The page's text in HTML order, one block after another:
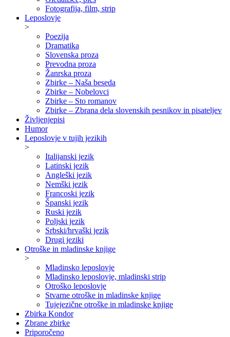
Fotografija, film, strip
Leposlovje
>
Poezija
Dramatika
Slovenska proza
Prevodna proza
Žanrska proza
Zbirke – Naša beseda
Zbirke – Nobelovci
Zbirke – Sto romanov
Zbirke – Zbrana dela slovenskih pesnikov in pisateljev
Življenjepisi
Humor
Leposlovje v tujih jezikih
>
Italijanski jezik
Latinski jezik
Angleški jezik
Nemški jezik
Francoski jezik
Španski jezik
Ruski jezik
Poljski jezik
Srbski/hrvaški jezik
Drugi jeziki
Otroške in mladinske knjige
>
Mladinsko leposlovje
Mladinsko leposlovje, mladinski strip
Otroško leposlovje
Stvarne otroške in mladinske knjige
Tujejezične otroške in mladinske knjige
Zbirka Kondor
Zbrane zbirke
Priporočeno